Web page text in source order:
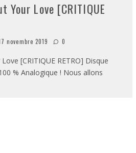
Your Love [CRITIQUE
novembre 2019 0
[CRITIQUE RETRO] Disque
% Analogique ! Nous allons